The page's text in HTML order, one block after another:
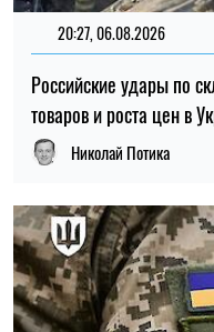
20:27, 06.08.2026
Российские удары по
товаров и роста цен в
Николай Потика